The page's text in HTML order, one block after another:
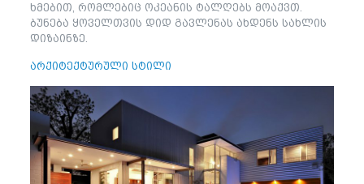
ხმებით, რომლებიც ოკეანის ტალღებს მოაქვთ.
ბუნება ყოველთვის დიდ გავლენას ახდენს სახლის
დიზაინზე.
არქიტექტურული სტილი